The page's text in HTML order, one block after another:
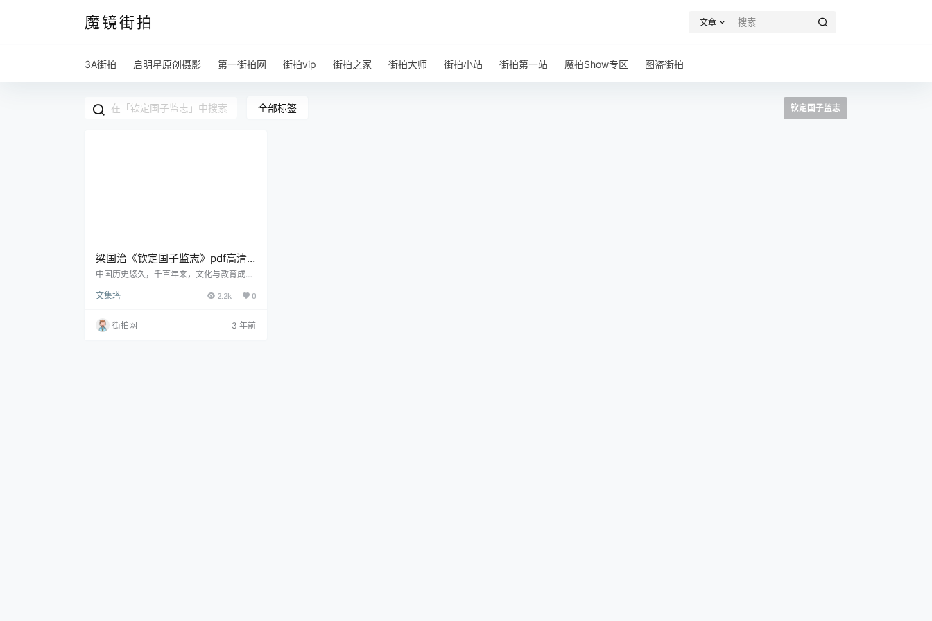
魔镜街拍 文章
3A街拍 启明星原创摄影 第一街拍网 街拍vip 街拍之家 街拍大师 街拍小站 街拍第一站 魔拍Show专区 图盗街拍
全部标签 钦定国子监志
梁国治《钦定国子监志》pdf高清
电子版
中国历史悠久，千百年来，文化与教育成为
如同时间的标签，详细地记录着中国教育的
一部分，是清乾隆时期官方编纂的关于国子
监的教育典制书籍，也是研究清代教育史的
文集塔 2.2k 0
街拍网 3 年前